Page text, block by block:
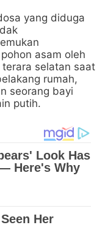
yang diduga
asam oleh
selatan saat
rumah,
seorang bayi
putih.